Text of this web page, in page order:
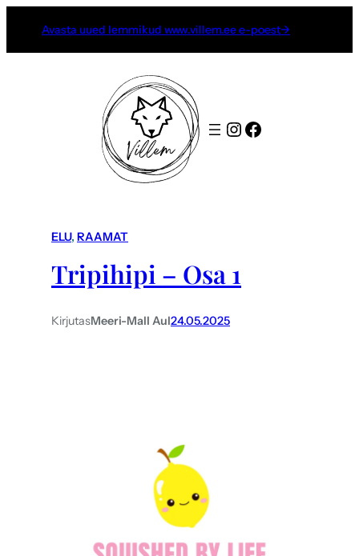
Avasta uued lemmikud www.villem.ee e-poest→
InstagramFacebook
ELU, RAAMAT
Tripihipi – Osa 1
KirjutasMeeri-Mall Aul24.05.2025